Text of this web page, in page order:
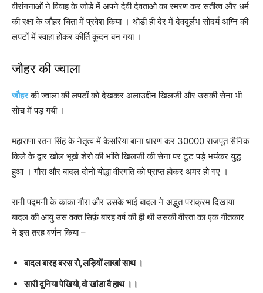
वीरांगनाओं ने विवाह के जोडे में अपने देवी देवताओ का स्मरण कर सतीत्व और धर्म
की रक्षा के जौहर चिता में प्रवेश किया । थोडी ही देर में देवदुर्लभ सोंदर्य अग्नि की
लपटों में स्वाहा होकर कीर्ति कुंदन बन गया ।
जौहर की ज्वाला
जौहरकी ज्वाला की लपटों को देखकर अलाउद्दीन खिलजी और उसकी सेना भी
सोच में पड़ गयी ।
महाराणा रतन सिंह के नेतृत्व में केसरिया बाना धारण कर 30000 राजपूत सैनिक
किले के द्वार खोल भूखे शेरो की भांति खिलजी की सेना पर टूट पड़े भयंकर युद्ध
हुआ । गौरा और बादल दोनों योद्धा वीरगति को प्राप्त होकर अमर हो गए ।
रानी पद्मनी के काका गौरा और उसके भाई बादल ने अद्भुत पराक्रम दिखाया
बादल की आयु उस वक्त सिर्फ़ बारह वर्ष की ही थी उसकी वीरता का एक गीतकार
ने इस तरह वर्णन किया –
बादल बारह बरस रो,लड़ियों लाखां साथ ।
सारी दुनिया पेखियो,वो खांडा वै हाथ ।।